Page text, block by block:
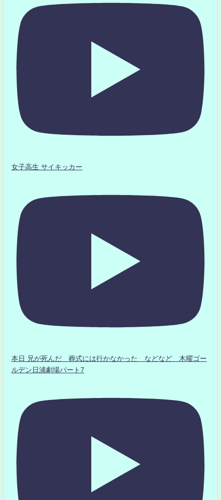
女子高生 サイキッカー
本日 兄が死んだ 葬式には行かなかった などなど 木曜ゴー
ルデン日浦劇場パート7